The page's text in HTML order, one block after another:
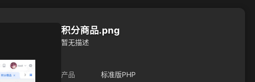
积分商品.png
暂无描述
产品 标准版PHP